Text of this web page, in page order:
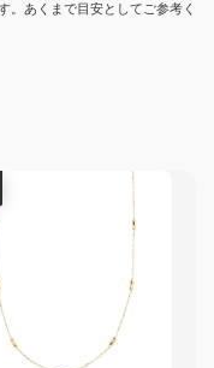
あくまで目安としてご参考く